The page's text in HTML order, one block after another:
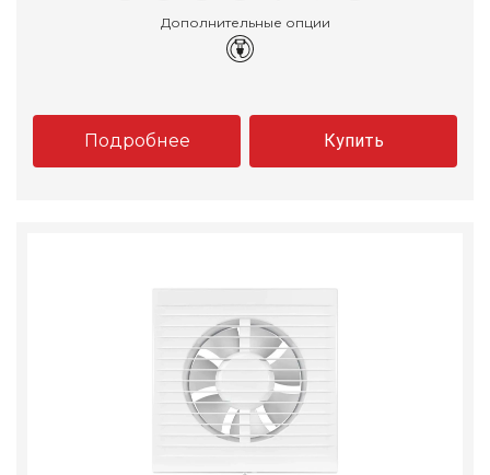
Дополнительные опции
Подробнее Купить